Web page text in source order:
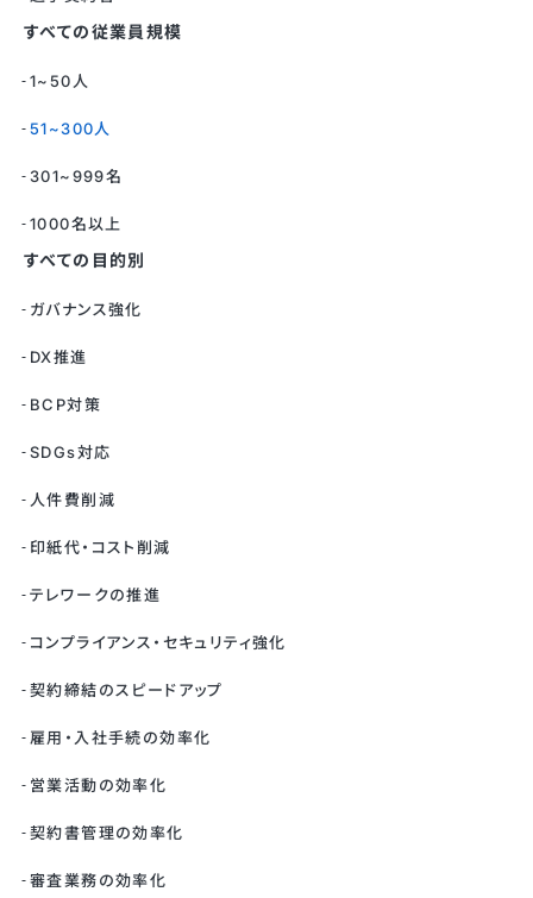
すべての従業員規模
1~50人
51~300人
301~999名
1000名以上
すべての目的別
ガバナンス強化
DX推進
BCP対策
SDGs対応
人件費削減
印紙代・コスト削減
テレワークの推進
コンプライアンス・セキュリティ強化
契約締結のスピードアップ
雇用・入社手続の効率化
営業活動の効率化
契約書管理の効率化
審査業務の効率化